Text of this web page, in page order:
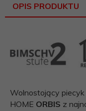
OPIS PRODUKTU
Wolnostojący
HOME ORBIS z